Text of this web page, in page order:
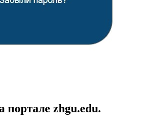
zhgu.edu.